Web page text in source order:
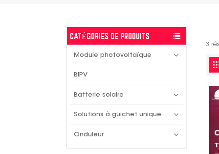
CATÉGORIES DE PRODUITS
Module photovoltaïque
BIPV
Batterie solaire
Solutions à guichet unique
Onduleur
3